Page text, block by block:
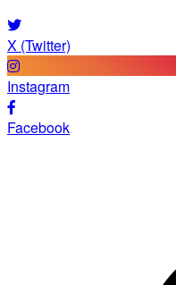
X (Twitter)
Instagram
Facebook